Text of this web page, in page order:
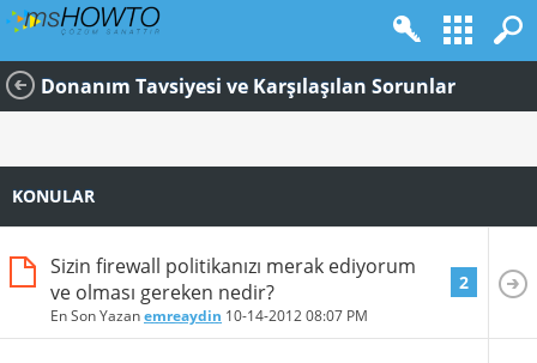
Donanım Tavsiyesi ve Karşılaşılan Sorunlar
KONULAR
Sizin firewall politikanızı merak ediyorum
ve olması gereken nedir?
En Son Yazanemreaydin 10-14-201208:07 PM
2